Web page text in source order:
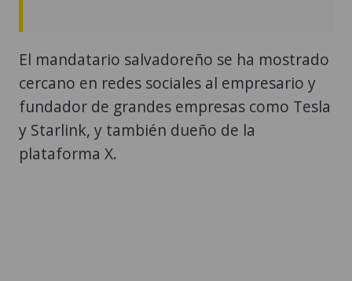
El mandatario salvadoreño se ha mostrado
cercano en redes sociales al empresario y
fundador de grandes empresas como Tesla
y Starlink, y también dueño de la
plataforma X.